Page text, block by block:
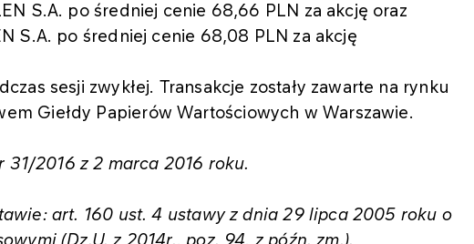
S.A. po średniej cenie 68,66 PLN za akcję oraz
S.A. po średniej cenie 68,08 PLN za akcję
sesji zwykłej. Transakcje zostały zawarte na rynku
Giełdy Papierów Wartościowych w Warszawie.
2016 z 2 marca 2016 roku.
art. 160 ust. 4 ustawy z dnia 29 lipca 2005 roku o
(Dz.U. z 2014r., poz. 94, z późn. zm.).